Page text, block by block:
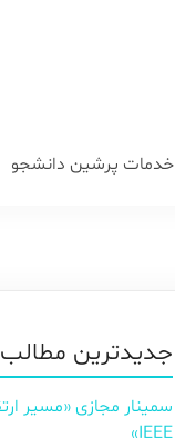
خدمات پرشین دانشجو
جدیدترین مطالب
IEEE»